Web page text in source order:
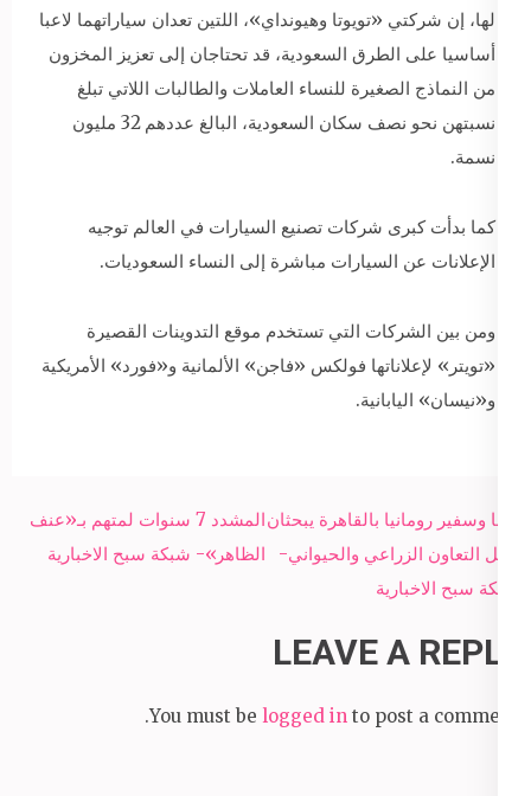
لها، إن شركتي «تويوتا وهيونداي»، اللتين تعدان سياراتهما لاعبا
أساسيا على الطرق السعودية، قد تحتاجان إلى تعزيز المخزون
من النماذج الصغيرة للنساء العاملات والطالبات اللاتي تبلغ
نسبتهن نحو نصف سكان السعودية، البالغ عددهم 32 مليون
نسمة.
كما بدأت كبرى شركات تصنيع السيارات في العالم توجيه
الإعلانات عن السيارات مباشرة إلى النساء السعوديات.
ومن بين الشركات التي تستخدم موقع التدوينات القصيرة
«تويتر» لإعلاناتها فولكس «فاجن» الألمانية و«فورد» الأمريكية
و«نيسان» اليابانية.
Post
navigation
المشدد 7 سنوات لمتهم بـ«عنف
الظاهر»- شبكة سبح الاخبارية
البنا وسفير رومانيا بالقاهرة يبحثان
سبل التعاون الزراعي والحيواني-
شبكة سبح الاخبارية
LEAVE A REPLY
You must be logged in to post a comment.